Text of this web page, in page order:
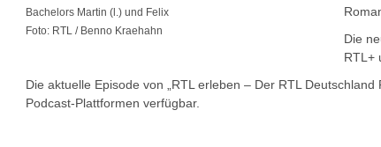
Bachelors Martin (l.) und Felix
Foto: RTL / Benno Kraehahn
Die
RTL+
Die aktuelle Episode von „RTL erleben – Der RTL
Podcast-Plattformen verfügbar.